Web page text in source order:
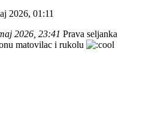
2026, 01:11
2026, 23:41 Prava seljanka
matovilac i rukolu